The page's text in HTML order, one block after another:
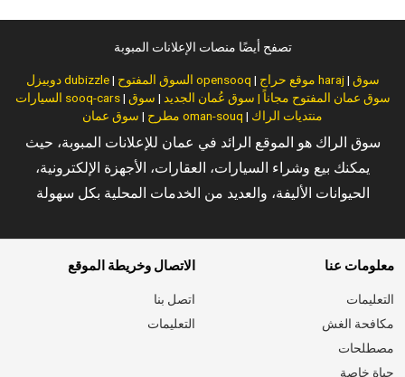
تصفح أيضًا منصات الإعلانات المبوبة
دوبيزل dubizzle| السوق المفتوح opensooq | موقع حراج haraj| سوق
السيارات sooq-cars| سوق عمان المفتوح مجاناً | سوق عُمان الجديد | سوق
مطرح | سوق عمان oman-souq | منتديات الراك
سوق الراك هو الموقع الرائد في عمان للإعلانات المبوبة، حيث
يمكنك بيع وشراء السيارات، العقارات، الأجهزة الإلكترونية،
الحيوانات الأليفة، والعديد من الخدمات المحلية بكل سهولة
معلومات عنا
التعليمات
مكافحة الغش
مصطلحات
حياة خاصة
الاتصال وخريطة الموقع
اتصل بنا
التعليمات